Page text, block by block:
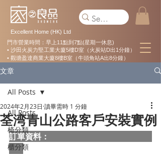
Excellent Home (HK) Ltd
門市營業時間：早上11點到7點(星期一休息)
• 沙田火炭力堅工業大廈5樓D室（火炭站D出1分鐘）
• 觀塘盈達商業大廈8樓B室（牛頭角站A出8分鐘）
文章
All Posts
椅分類
櫃分類
All Posts
荃湾青山公路客戶安裝實例
2024年2月23日 讀畢需時 1 分鐘
訂單資料：